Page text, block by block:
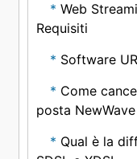
Web
Requisiti
Software
Come
posta NewWave
Qual è la